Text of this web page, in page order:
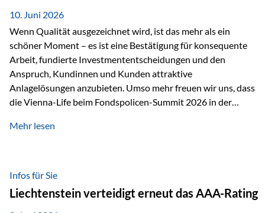
10. Juni 2026
Wenn Qualität ausgezeichnet wird, ist das mehr als ein
schöner Moment – es ist eine Bestätigung für konsequente
Arbeit, fundierte Investmententscheidungen und den
Anspruch, Kundinnen und Kunden attraktive
Anlagelösungen anzubieten. Umso mehr freuen wir uns, dass
die Vienna-Life beim Fondspolicen-Summit 2026 in der
dieser Ehrung ist der renommierte Fondspolicenreport der
analysiert und verglichen wurden. Das Ergebnis: Die ETF-
Auswahl der Vienna-Life zählt zu den drei besten Angeboten
am Markt. Für uns ist diese Auszeichnung eine Bestätigung
Mehr lesen
Infos für Sie
Liechtenstein verteidigt erneut das AAA-Rating